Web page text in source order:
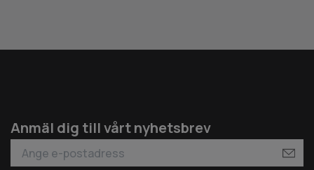
Anmäl dig till vårt nyhetsbrev